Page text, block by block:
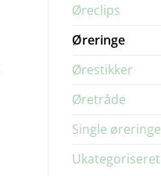
Øreclips
Øreringe
Ørestikker
Øretråde
Single øreringe
Ukategoriseret